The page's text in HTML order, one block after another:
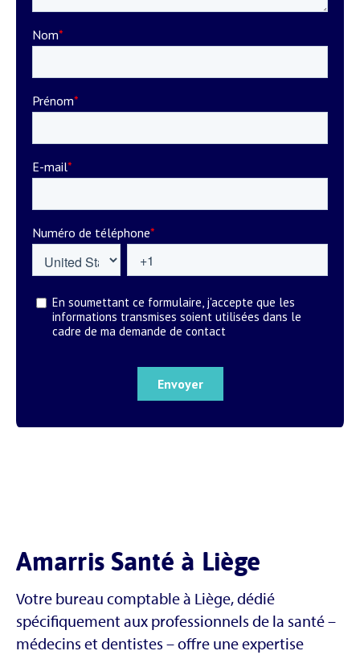
Amarris Santé à Liège
Votre bureau comptable à Liège, dédié
spécifiquement aux professionnels de la santé –
médecins et dentistes – offre une expertise